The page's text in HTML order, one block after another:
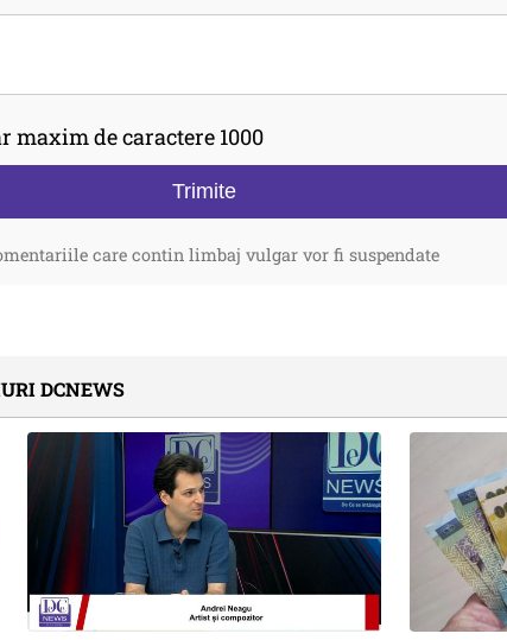
maxim de caractere 1000
Trimite
care contin limbaj vulgar vor fi suspendate
DCNEWS